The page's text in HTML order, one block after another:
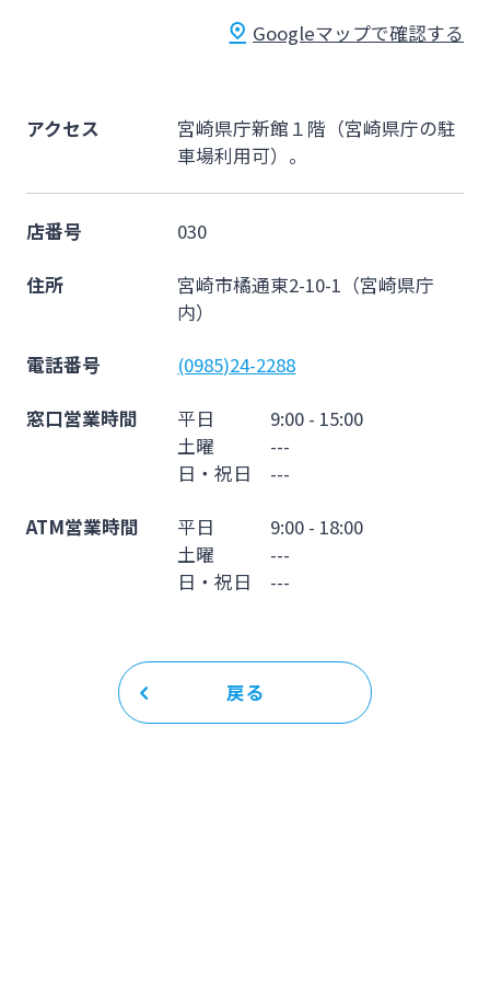
宮崎銀行について
ニュースリリース一覧
Googleマップで確認する
アクセス
宮崎県庁新館１階（宮崎県庁の駐
車場利用可）。
店番号 030
住所
宮崎市橘通東2-10-1（宮崎県庁
内）
電話番号 (0985)24-2288
窓口営業時間
平日 9:00 - 15:00
土曜 ---
日・祝日 ---
ATM営業時間
平日 9:00 - 18:00
土曜 ---
日・祝日 ---
戻る